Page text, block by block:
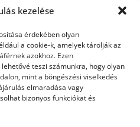
kezelése
érdekében olyan
a cookie-k, amelyek tárolják az
azokhoz. Ezen
teszi számunkra, hogy olyan
mint a böngészési viselkedés
elmaradása vagy
bizonyos funkciókat és
kell figyelni?
ban előfoglalással: mit
biztosít